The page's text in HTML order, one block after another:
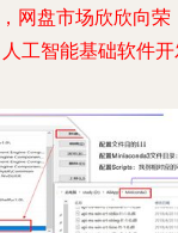
网盘市场欣欣向荣
工智能基础软件